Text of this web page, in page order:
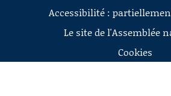
Accessibilité :
Le site de l'Assemblée
Cookies